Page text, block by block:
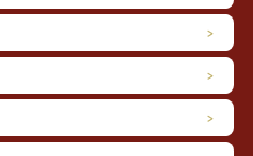
こくせん）と呼ばれるこの駄菓子
古い飛騨駄菓子です。
出した黒胡麻をふんだんに使用
ました。
、濃厚な黒ゴマの風味とまぶして